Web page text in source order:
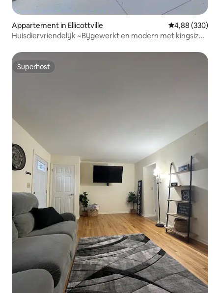
Appartement in Ellicottville Gemiddelde
4,88 (330)
Huisdiervriendelijk ~Bijgewerkt en modern met kingsize
Superhost
Superhost